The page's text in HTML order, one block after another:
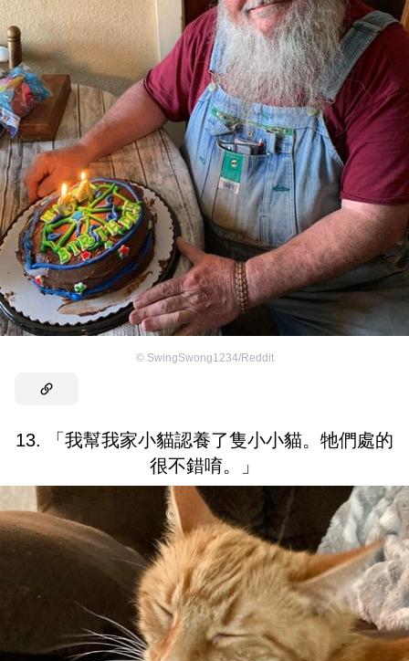
© SwingSwong1234/Reddit
13. 「我幫我家小貓認養了隻小小貓。牠們處的
很不錯唷。」